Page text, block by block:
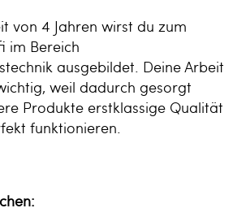
von 4 Jahren wirst du zum
im Bereich
ausgebildet. Deine Arbeit
weil dadurch gesorgt
Produkte erstklassige Qualität
funktionieren.